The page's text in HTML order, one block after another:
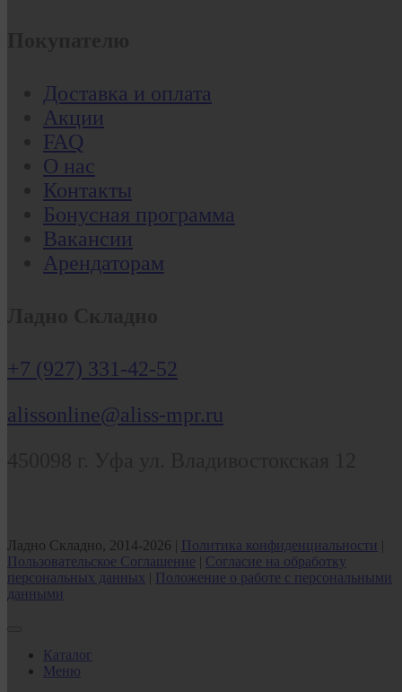
Доставка и оплата
Акции
FAQ
О нас
Контакты
Бонусная программа
Вакансии
Арендаторам
+7 (927) 331-42-52
alissonline@aliss-mpr.ru
Ладно Складно, 2014-2026 | Политика конфиденциальности |
Пользовательское Соглашение | Согласие на обработку
персональных данных | Положение о работе с персональными
данными
Каталог
Меню